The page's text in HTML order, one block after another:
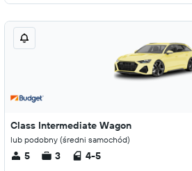
Class Intermediate Wagon
lub podobny (średni samochód)
5 3 4-5